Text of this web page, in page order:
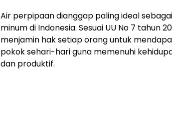
Air perpipaan dianggap paling ideal
minum di Indonesia. Sesuai UU No 7 tahun
menjamin hak setiap orang untuk
pokok sehari-hari guna memenuhi
dan produktif.